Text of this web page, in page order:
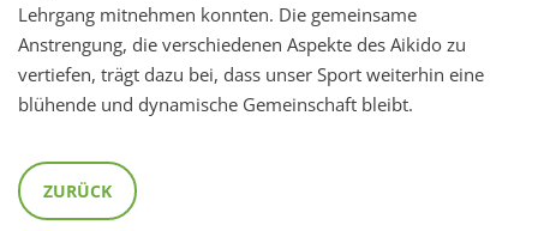
Lehrgang mitnehmen konnten. Die gemeinsame
Anstrengung, die verschiedenen Aspekte des Aikido zu
vertiefen, trägt dazu bei, dass unser Sport weiterhin eine
blühende und dynamische Gemeinschaft bleibt.
ZURÜCK